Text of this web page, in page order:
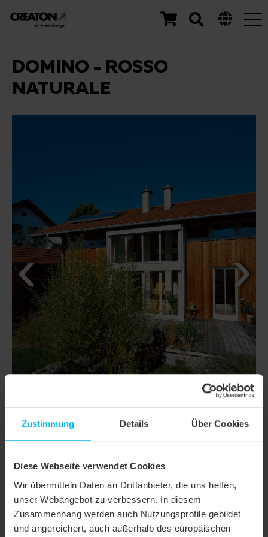
Zustimmung Details Über Cookies
Diese Webseite verwendet Cookies
Wir übermitteln Daten an Drittanbieter, die uns helfen,
unser Webangebot zu verbessern. In diesem
Zusammenhang werden auch Nutzungsprofile gebildet
und angereichert, auch außerhalb des europäischen
DOMINO - ROSSO
NATURALE
DETTAGLI
CLASSI DOMINO
Famiglia di
prodotto
Gruppo prodotto Tegole